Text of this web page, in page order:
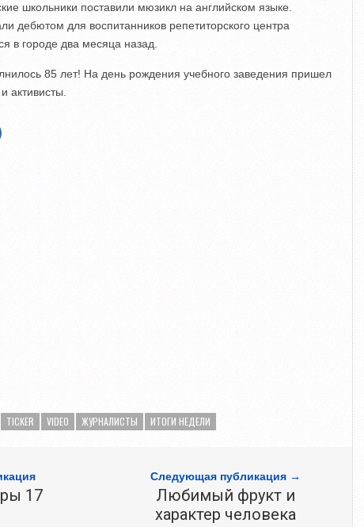
школьники поставили мюзикл на английском языке.
дебютом для воспитанников репетиторского центра
в городе два месяца назад.
85 лет! На день рождения учебного заведения пришел
активисты.
TICKER VIDEO ЖУРНАЛИСТЫ ИТОГИ НЕДЕЛИ
17
Следующая публикация →
Любимый фрукт и
характер человека